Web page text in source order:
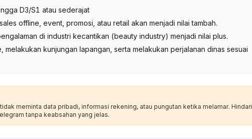
D3/S1 atau sederajat
offline, event, promosi, atau retail akan menjadi nilai tambah.
di industri kecantikan (beauty industry) menjadi nilai plus.
kunjungan lapangan, serta melakukan perjalanan dinas sesuai
meminta data pribadi, informasi rekening, atau pungutan ketika melamar. Hindari
tanpa keabsahan yang jelas.